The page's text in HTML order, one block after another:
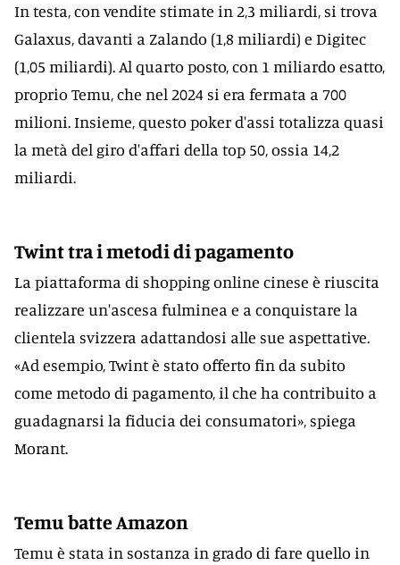
In testa, con vendite stimate in 2,3 miliardi, si trova
Galaxus, davanti a Zalando (1,8 miliardi) e Digitec
(1,05 miliardi). Al quarto posto, con 1 miliardo esatto,
proprio Temu, che nel 2024 si era fermata a 700
milioni. Insieme, questo poker d'assi totalizza quasi
la metà del giro d'affari della top 50, ossia 14,2
miliardi.
Twint tra i metodi di pagamento
La piattaforma di shopping online cinese è riuscita
realizzare un'ascesa fulminea e a conquistare la
clientela svizzera adattandosi alle sue aspettative.
«Ad esempio, Twint è stato offerto fin da subito
come metodo di pagamento, il che ha contribuito a
guadagnarsi la fiducia dei consumatori», spiega
Morant.
Temu batte Amazon
Temu è stata in sostanza in grado di fare quello in